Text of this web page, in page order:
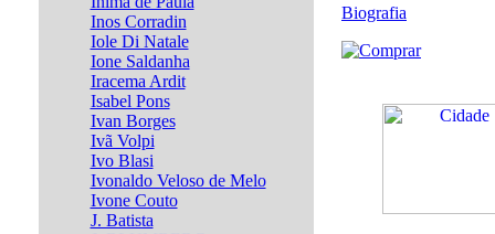
Inos Corradin
Iole Di Natale
Ione Saldanha
Iracema Ardit
Isabel Pons
Ivan Borges
Ivã Volpi
Ivo Blasi
Ivonaldo Veloso de Melo
Ivone Couto
J. Batista
Biografia